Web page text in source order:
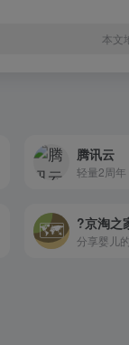
本文
腾讯云